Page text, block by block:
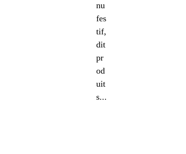
nu
fes
tif,
dit
pr
od
uit
s...